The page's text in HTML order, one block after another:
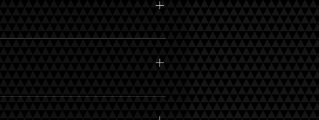
de Monaco Tournoi de Tennis "Rolex
dans la Collection des voitures du Prince